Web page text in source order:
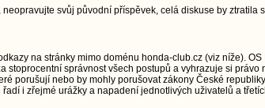
svůj původní příspěvek, celá diskuse by ztratila
na stránky mimo doménu honda-club.cz (viz níže).
správnost všech postupů a vyhrazuje si právo
porušují nebo by mohly porušovat zákony České
i zřejmé urážky a napadení jednotlivých uživatelů a